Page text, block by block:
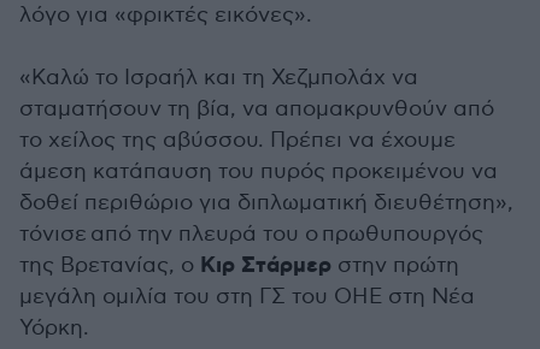
λόγο για «φρικτές εικόνες».
«Καλώ το Ισραήλ και τη Χεζμπολάχ να
σταματήσουν τη βία, να απομακρυνθούν από
το χείλος της αβύσσου. Πρέπει να έχουμε
άμεση κατάπαυση του πυρός προκειμένου να
δοθεί περιθώριο για διπλωματική διευθέτηση»,
τόνισε από την πλευρά του οπρωθυπουργός
της Βρετανίας, ο Κιρ Στάρμερ στην πρώτη
μεγάλη ομιλία του στη ΓΣ του ΟΗΕ στη Νέα
Υόρκη.